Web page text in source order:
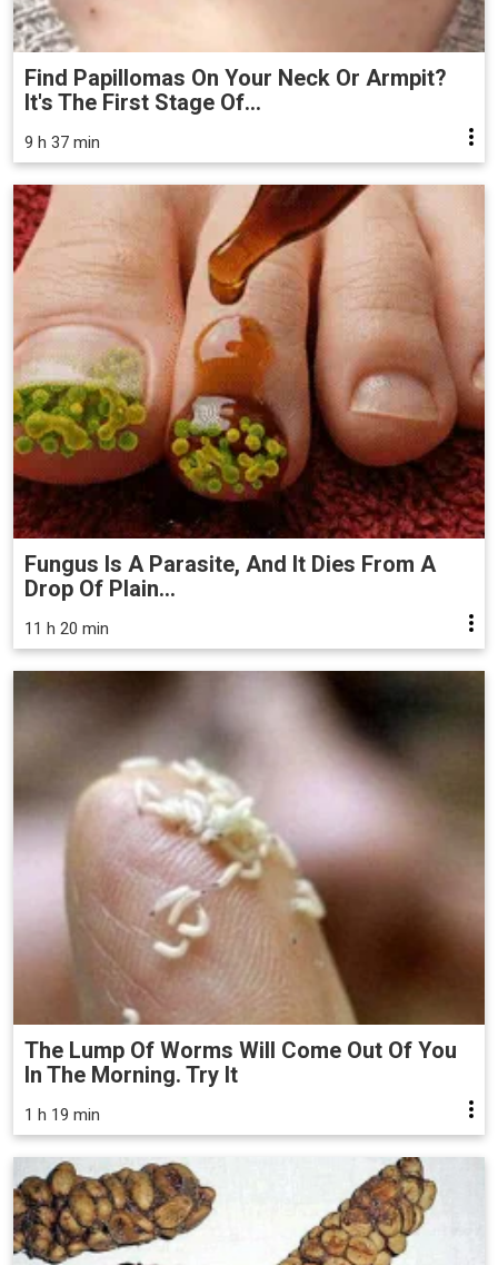
Find Papillomas On Your Neck Or Armpit?
It's The First Stage Of...
9 h 37 min
Fungus Is A Parasite, And It Dies From A
Drop Of Plain...
11 h 20 min
The Lump Of Worms Will Come Out Of You
In The Morning. Try It
1 h 19 min